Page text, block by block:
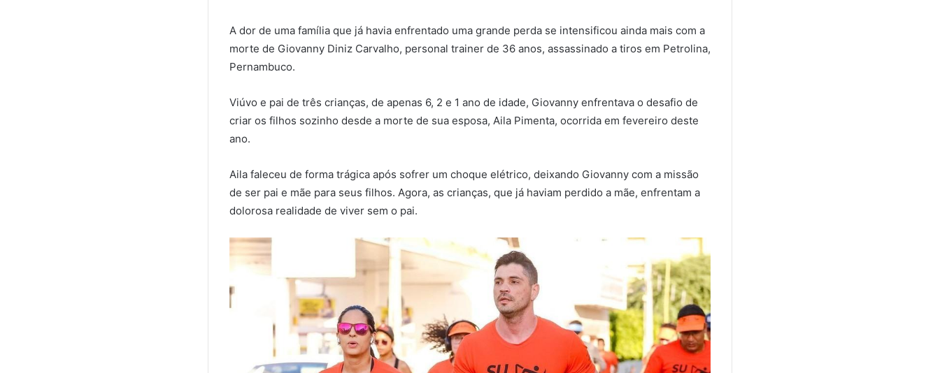
A dor de uma família que já havia enfrentado uma grande perda se intensificou ainda mais com a
morte de Giovanny Diniz Carvalho, personal trainer de 36 anos, assassinado a tiros em Petrolina,
Pernambuco.
Viúvo e pai de três crianças, de apenas 6, 2 e 1 ano de idade, Giovanny enfrentava o desafio de
criar os filhos sozinho desde a morte de sua esposa, Aila Pimenta, ocorrida em fevereiro deste
ano.
Aila faleceu de forma trágica após sofrer um choque elétrico, deixando Giovanny com a missão
de ser pai e mãe para seus filhos. Agora, as crianças, que já haviam perdido a mãe, enfrentam a
dolorosa realidade de viver sem o pai.